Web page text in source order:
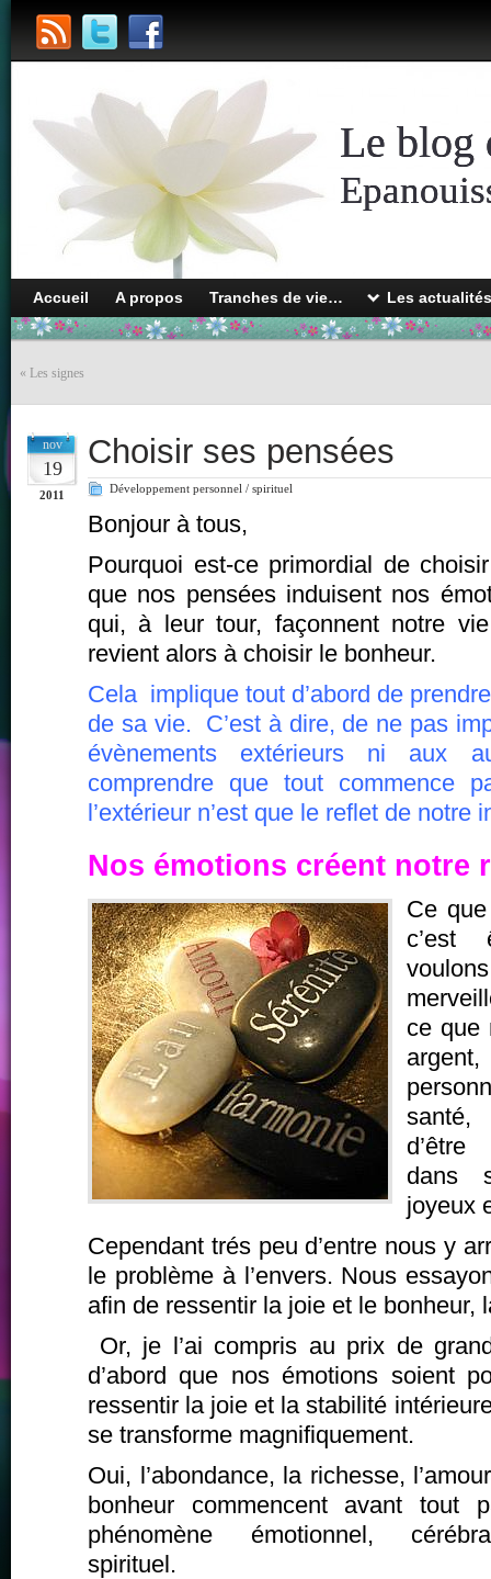
Le blog
Accueil A propos Tranches de vie… Les
« Les signes
nov
19
2011
Choisir ses pensées
Développement personnel / spirituel
Bonjour à tous,
Pourquoi est-ce primordial de
que nos pensées induisent nos
qui, à leur tour, façonnent notre
revient alors à choisir le bonheur.
Cela implique tout d’abord de
de sa vie. C’est à dire, de ne pas
évènements extérieurs ni aux
comprendre que tout commence
l’extérieur n’est que le reflet de notre
Nos émotions créent notre
Ce
c’est
ce que
dans
joyeux
Cependant trés peu d’entre nous y
le problème à l’envers. Nous
afin de ressentir la joie et le bonheur,
Or, je l’ai compris au prix de
d’abord que nos émotions soient
ressentir la joie et la stabilité
se transforme magnifiquement.
Oui, l’abondance, la richesse,
bonheur commencent avant tout
phénomène émotionnel,
spirituel.